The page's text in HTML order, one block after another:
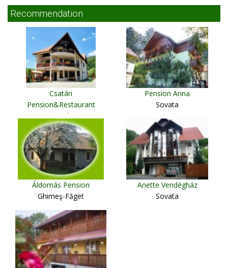
Recommendation
Csatári
Pension&Restaurant
Praid
Pension Anna
Sovata
Áldomás Pension
Ghimeş-Făget
Anette Vendégház
Sovata